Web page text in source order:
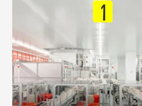
1